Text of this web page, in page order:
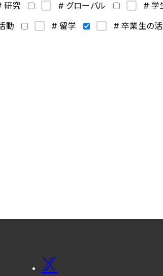
研究 # グローバル
# 学
動 # 留学
# 卒業生の